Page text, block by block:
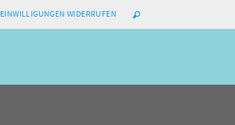
EINWILLIGUNGEN WIDERRUFEN